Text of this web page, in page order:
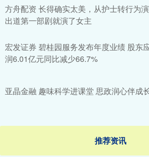
方舟配资 长得确实太美，从护士转行为演
出道第一部剧就演了女主
宏发证券 碧桂园服务发布年度业绩 股东
润6.01亿元同比减少66.7%
亚晶金融 趣味科学进课堂 思政润心伴成
推荐资讯